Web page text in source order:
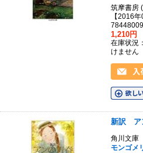
筑摩書房
【2016
1,210円
在庫状況
けません
新訳 ア
角川文庫
モンゴメ